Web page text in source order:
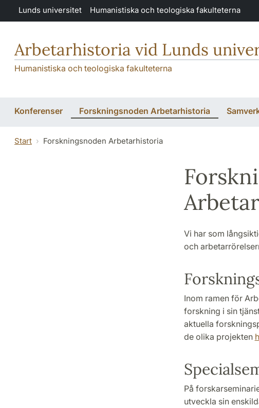
Hoppa till huvudinnehåll
Lunds universitet Humanistiska och teologiska fakulteterna
Arbetarhistoria vid Lunds
Humanistiska och teologiska fakulteterna
Konferenser Forskningsnoden Arbetarhistoria
Start Forskningsnoden Arbetarhistoria
Vi har som
och
Inom ramen för
forskning i sin
aktuella
de olika projekten
På
utveckla sin